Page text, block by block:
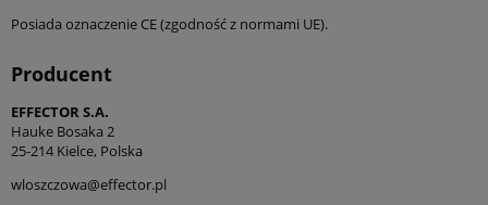
Posiada oznaczenie CE (zgodność z normami UE).
Producent
EFFECTOR S.A.
Hauke Bosaka 2
25-214 Kielce, Polska
wloszczowa@effector.pl